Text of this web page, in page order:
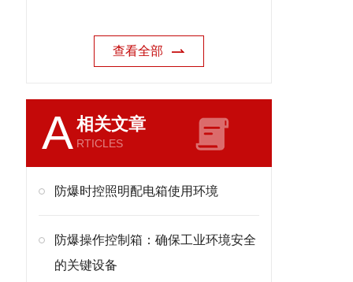
查看全部
A相关文章
RTICLES
防爆时控照明配电箱使用环境
防爆操作控制箱：确保工业环境安全
的关键设备